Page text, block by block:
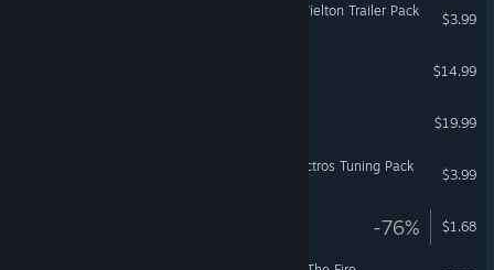
Euro Truck Simulator 2 - Wielton Trailer Pack
$3.99
$14.99
$19.99
Euro Truck Simulator 2 - Actros Tuning Pack
$3.99
-76% $1.68